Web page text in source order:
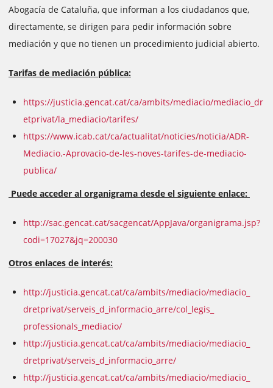
Abogacía de Cataluña, que informan a los ciudadanos que,
directamente, se dirigen para pedir información sobre
mediación y que no tienen un procedimiento judicial abierto.
Tarifas de mediación pública:
https://justicia.gencat.cat/ca/ambits/mediacio/mediacio_dr
etprivat/la_mediacio/tarifes/
https://www.icab.cat/ca/actualitat/noticies/noticia/ADR-
Mediacio.-Aprovacio-de-les-noves-tarifes-de-mediacio-
publica/
Puede acceder al organigrama desde el siguiente enlace:
http://sac.gencat.cat/sacgencat/AppJava/organigrama.jsp?
codi=17027&jq=200030
Otros enlaces de interés:
http://justicia.gencat.cat/ca/ambits/mediacio/mediacio_
dretprivat/serveis_d_ informacio_arre/col_legis_
professionals_mediacio/
http://justicia.gencat.cat/ca/ambits/mediacio/mediacio_
dretprivat/serveis_d_ informacio_arre/
http://justicia.gencat.cat/ca/ambits/mediacio/mediacio_